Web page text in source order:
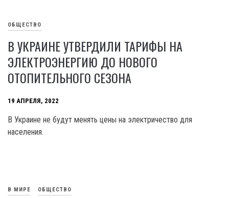
ОБЩЕСТВО
В УКРАИНЕ УТВЕРДИЛИ ТАРИФЫ НА
ЭЛЕКТРОЭНЕРГИЮ ДО НОВОГО
ОТОПИТЕЛЬНОГО СЕЗОНА
19 АПРЕЛЯ, 2022
В Украине не будут менять цены на электричество для
населения.
В МИРЕ ОБЩЕСТВО